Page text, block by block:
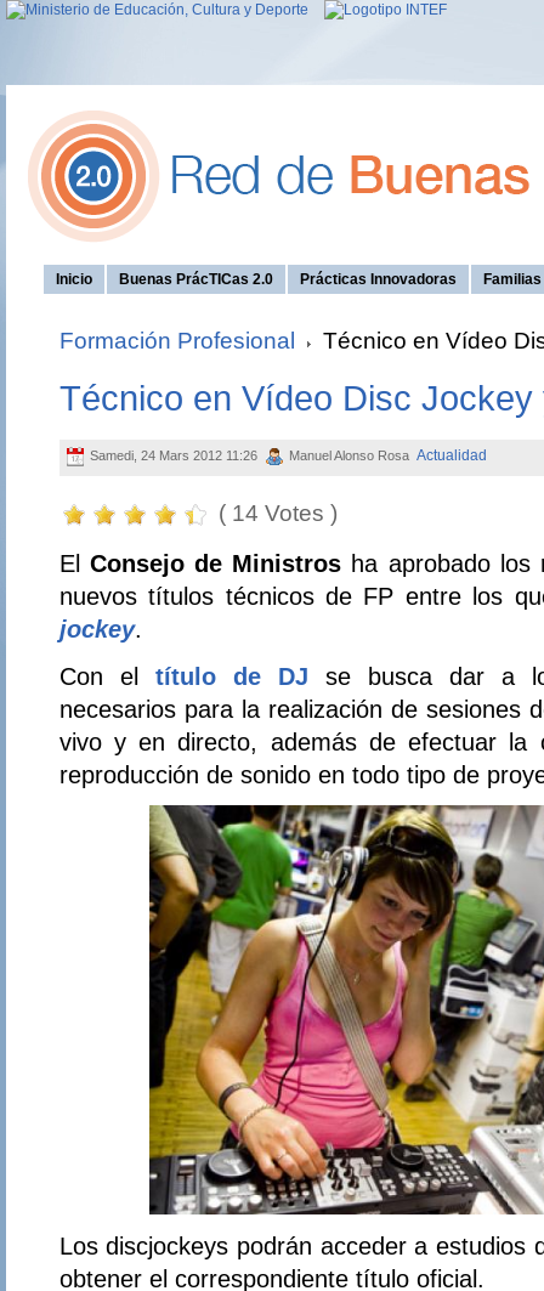
Inicio Buenas PrácTICas 2.0 Prácticas Innovadoras
Formación Profesional Técnico en Vídeo
Técnico en Vídeo Disc Jockey
Samedi, 24 Mars 2012 11:26 Manuel Alonso Rosa Actualidad
( 14 Votes )
El Consejo de Ministros ha aprobado los
nuevos títulos técnicos de FP entre los
jockey.
Con el título de DJ
se busca dar a
necesarios para la realización de sesiones
vivo y en directo, además de efectuar la
reproducción de sonido en todo tipo de
Los discjockeys podrán acceder a estudios
obtener el correspondiente título oficial.